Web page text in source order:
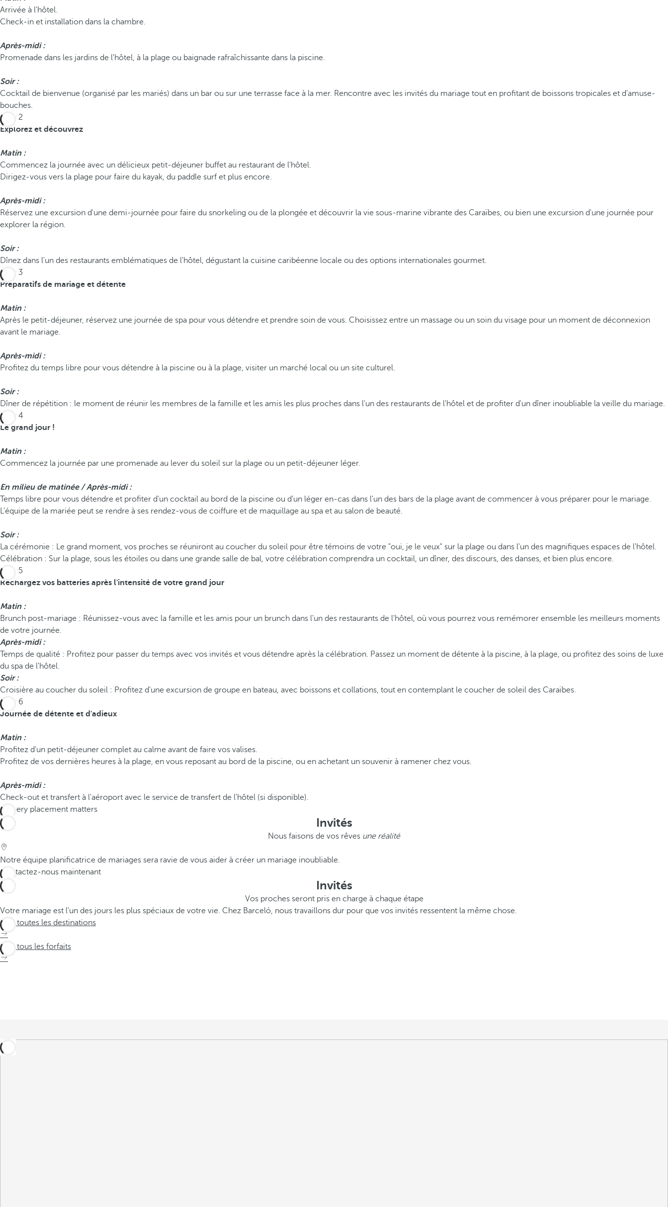
Arrivée à l'hôtel.
Check-in et installation dans la chambre.
Après-midi :
Promenade dans les jardins de l'hôtel, à la plage ou baignade rafraîchissante dans la piscine.
Soir :
Cocktail de bienvenue (organisé par les mariés) dans un bar ou sur une terrasse face à la mer. Rencontre avec les invités du mariage tout en profitant de boissons tropicales et d'amuse-
bouches.
Jour 2
Explorez et découvrez
Matin :
Commencez la journée avec un délicieux petit-déjeuner buffet au restaurant de l'hôtel.
Dirigez-vous vers la plage pour faire du kayak, du paddle surf et plus encore.
Après-midi :
Réservez une excursion d'une demi-journée pour faire du snorkeling ou de la plongée et découvrir la vie sous-marine vibrante des Caraïbes, ou bien une excursion d'une journée pour
explorer la région.
Soir :
Dînez dans l'un des restaurants emblématiques de l'hôtel, dégustant la cuisine caribéenne locale ou des options internationales gourmet.
Jour 3
Préparatifs de mariage et détente
Matin :
Après le petit-déjeuner, réservez une journée de spa pour vous détendre et prendre soin de vous. Choisissez entre un massage ou un soin du visage pour un moment de déconnexion
avant le mariage.
Après-midi :
Profitez du temps libre pour vous détendre à la piscine ou à la plage, visiter un marché local ou un site culturel.
Soir :
Dîner de répétition : le moment de réunir les membres de la famille et les amis les plus proches dans l'un des restaurants de l'hôtel et de profiter d'un dîner inoubliable la veille du mariage.
Jour 4
Le grand jour !
Matin :
Commencez la journée par une promenade au lever du soleil sur la plage ou un petit-déjeuner léger.
En milieu de matinée / Après-midi :
Temps libre pour vous détendre et profiter d'un cocktail au bord de la piscine ou d'un léger en-cas dans l'un des bars de la plage avant de commencer à vous préparer pour le mariage.
L'équipe de la mariée peut se rendre à ses rendez-vous de coiffure et de maquillage au spa et au salon de beauté.
Soir :
La cérémonie : Le grand moment, vos proches se réuniront au coucher du soleil pour être témoins de votre "oui, je le veux" sur la plage ou dans l'un des magnifiques espaces de l'hôtel.
Célébration : Sur la plage, sous les étoiles ou dans une grande salle de bal, votre célébration comprendra un cocktail, un dîner, des discours, des danses, et bien plus encore.
Jour 5
Rechargez vos batteries après l'intensité de votre grand jour
Matin :
Brunch post-mariage : Réunissez-vous avec la famille et les amis pour un brunch dans l'un des restaurants de l'hôtel, où vous pourrez vous remémorer ensemble les meilleurs moments
de votre journée.
Après-midi :
Temps de qualité : Profitez pour passer du temps avec vos invités et vous détendre après la célébration. Passez un moment de détente à la piscine, à la plage, ou profitez des soins de luxe
du spa de l'hôtel.
Soir :
Croisière au coucher du soleil : Profitez d'une excursion de groupe en bateau, avec boissons et collations, tout en contemplant le coucher de soleil des Caraïbes.
Jour 6
Journée de détente et d'adieux
Matin :
Profitez d'un petit-déjeuner complet au calme avant de faire vos valises.
Profitez de vos dernières heures à la plage, en vous reposant au bord de la piscine, ou en achetant un souvenir à ramener chez vous.
Après-midi :
Check-out et transfert à l'aéroport avec le service de transfert de l'hôtel (si disponible).
Invités
Nous faisons de vos rêves une réalité
Notre équipe planificatrice de mariages sera ravie de vous aider à créer un mariage inoubliable.
Contactez-nous maintenant
Invités
Vos proches seront pris en charge à chaque étape
Votre mariage est l'un des jours les plus spéciaux de votre vie. Chez Barceló, nous travaillons dur pour que vos invités ressentent la même chose.
Voir toutes les destinations
Voir tous les forfaits